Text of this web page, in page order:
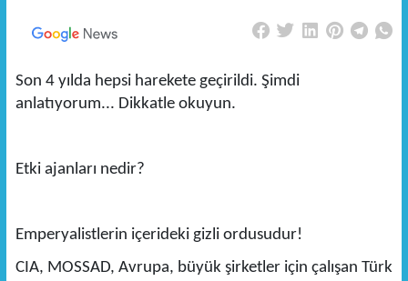
Son 4 yılda hepsi harekete geçirildi. Şimdi
anlatıyorum... Dikkatle okuyun.
Etki ajanları nedir?
Emperyalistlerin içerideki gizli ordusudur!
CIA, MOSSAD, Avrupa, büyük şirketler için çalışan Türk